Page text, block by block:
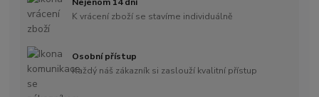
K vrácení zboží se stavíme individuálně
Osobní přístup
Každý náš zákazník si zaslouží kvalitní přístup